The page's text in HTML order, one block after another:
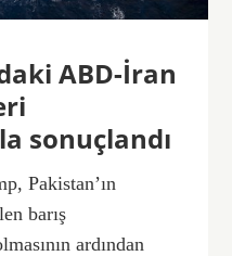
ABD-İran
sonuçlandı
Pakistan’ın
barış
ardından